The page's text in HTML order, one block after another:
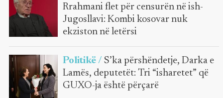
Rrahmani flet për censurën në ish-
Jugosllavi: Kombi kosovar nuk
ekziston në letërsi
Politikë / S’ka përshëndetje, Darka e
Lamës, deputetët: Tri “isharetet” që
GUXO-ja është përçarë